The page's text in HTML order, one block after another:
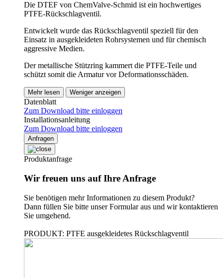
Die DTEF von ChemValve-Schmid ist ein hochwertiges
PTFE-Rückschlagventil.
Entwickelt wurde das Rückschlagventil speziell für den
Einsatz in ausgekleideten Rohrsystemen und für chemisch
aggressive Medien.
Der metallische Stützring kammert die PTFE-Teile und
schützt somit die Armatur vor Deformationsschäden.
Mehr lesen Weniger anzeigen
Datenblatt
Zum Download bitte einloggen
Installationsanleitung
Zum Download bitte einloggen
Anfragen
Produktanfrage
Wir freuen uns auf Ihre Anfrage
Sie benötigen mehr Informationen zu diesem Produkt?
Dann füllen Sie bitte unser Formular aus und wir kontaktieren
Sie umgehend.
PRODUKT: PTFE ausgekleidetes Rückschlagventil